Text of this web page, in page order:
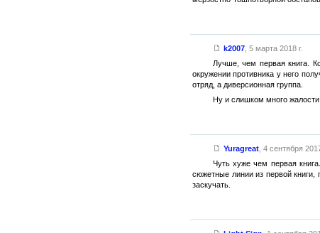
k2007, 5 марта 2018 г.
Лучше, чем первая книга.
окружении противника у него
отряд, а диверсионная группа.
Ну и слишком много
Yuragreat, 4 сентября
Чуть хуже чем первая
сюжетные линии из первой книги,
заскучать.